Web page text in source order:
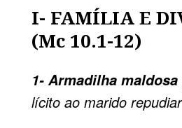
I- FAMÍLIA E
(Mc 10.1-12)
1- Armadilha maldosa
lícito ao marido